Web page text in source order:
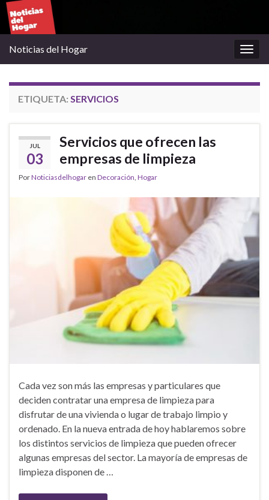
la
Noticias del Hogar
ETIQUETA: SERVICIOS
JUL
03
Servicios que ofrecen las
empresas de limpieza
PorNoticiasdelhogar en Decoración, Hogar
Cada vez son más las empresas y particulares que
deciden contratar una empresa de limpieza para
disfrutar de una vivienda o lugar de trabajo limpio y
ordenado. En la nueva entrada de hoy hablaremos sobre
los distintos servicios de limpieza que pueden ofrecer
algunas empresas del sector. La mayoría de empresas de
limpieza disponen de …